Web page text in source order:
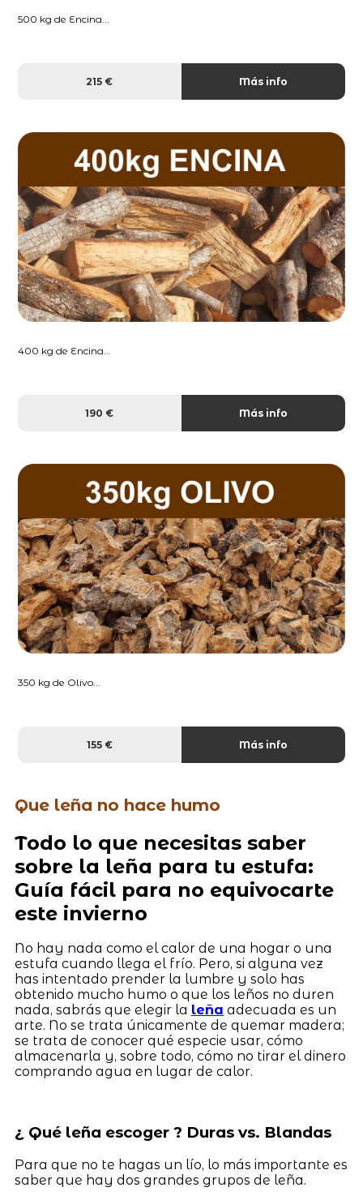
500 kg de Encina...
215 € Más info
400 kg de Encina...
190 € Más info
350 kg de Olivo...
155 € Más info
Que leña no hace humo
Todo lo que necesitas saber
sobre la leña para tu estufa:
Guía fácil para no equivocarte
este invierno
No hay nada como el calor de una hogar o una
estufa cuando llega el frío. Pero, si alguna vez
has intentado prender la lumbre y solo has
obtenido mucho humo o que los leños no duren
nada, sabrás que elegir la leña adecuada es un
arte. No se trata únicamente de quemar madera;
se trata de conocer qué especie usar, cómo
almacenarla y, sobre todo, cómo no tirar el dinero
comprando agua en lugar de calor.
¿ Qué leña escoger ? Duras vs. Blandas
Para que no te hagas un lío, lo más importante es
saber que hay dos grandes grupos de leña.